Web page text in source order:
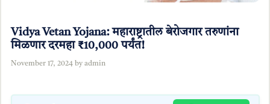
Vidya Vetan Yojana: महाराष्ट्रातील बेरोजगार तरुणांना
मिळणार दरमहा ₹10,000 पर्यंत!
November 17, 2024 by admin